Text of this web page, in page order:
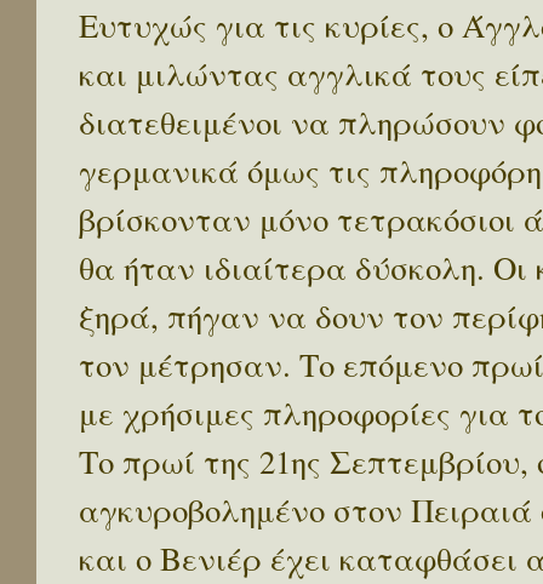
Ευτυχώς για τις κυρίες, ο
και μιλώντας αγγλικά τους
διατεθειμένοι να πληρώσουν
γερμανικά όμως τις
βρίσκονταν μόνο
θα ήταν ιδιαίτερα δύσκολη.
ξηρά, πήγαν να δουν τον
τον μέτρησαν. Το επόμενο
με χρήσιμες πληροφορίες για
Το πρωί της 21ης
αγκυροβολημένο στον
και ο Βενιέρ έχει καταφθάσει